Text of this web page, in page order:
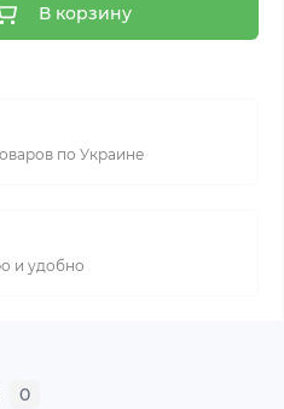
В корзину
по Украине
и удобно
0